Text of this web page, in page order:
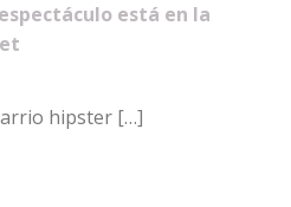
está en la
hipster […]